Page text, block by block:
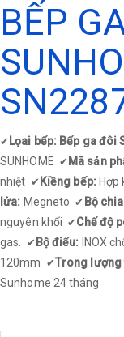
BẾP
✔ Lọai bếp: Bếp ga đôi
SUNHOME ✔ Mã sản
nhiệt ✔ Kiềng bếp: Hợp
lửa: Megneto ✔ Bộ
nguyên khối ✔ Chế độ
gas.
✔ Bộ điếu: INOX
120mm ✔Trong lượng
Sunhome 24 tháng​